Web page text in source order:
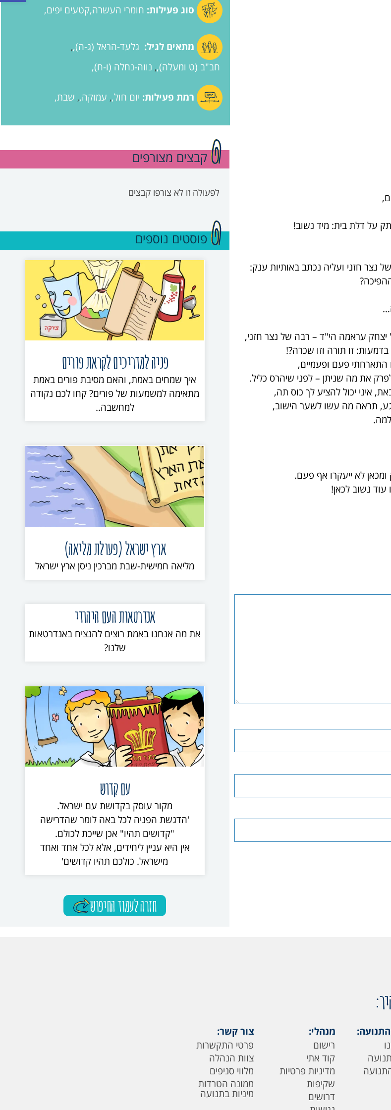
סוג פעילות: חומרי העשרה קטעים יפים
מתאים לגיל: גלעד-הראל (ג-ה) ,
חב"ב (ט ומעלה) , נווה-נחלה (ו-ח)
רמת פעילות: יום חול , עמוקה , שבת
על דלת בית: מיד נשוב!
חזני ועליה נכתב באותיות ענק:
עראמה הי"ד – רבה של נצר חזני,
זו תורה וזו שכרה?!
התארחתי פעם ופעמיים,
את מה שניתן – לפני שיהרס כליל.
איני יכול להציע לך כוס תה,
תראה מה עשו לשער הישוב,
לא ייעקרו אף פעם.
עוד נשוב לכאן!
קבצים מצורפים
לפעולה זו לא צורפו קבצים
פוסטים נוספים
פניה למדריכים לקראת פורים
איך שמחים באמת, והאם מסיבת פורים באמת
מתאימה למשמעות של פורים? קחו לכם נקודה
למחשבה..
ארץ ישראל (פעולת מליאה)
מליאה חמישית-שבת מברכין ניסן ארץ ישראל
אנדרטאות העם היהודי
את מה אנחנו באמת רוצים להנציח באנדרטאות
שלנו?
עם קדוש
מקור עוסק בקדושת עם ישראל.
'הדגשת הפניה לכל באה לומר שהדרישה
"קדושים תהיו" אכן שייכת לכולם.
אין היא עניין ליחידים, אלא לכל אחד ואחד
מישראל. כולכם תהיו קדושים'
חזרה לעמוד החיפוש
מנהלי:
רישום
קוד אתי
מדיניות פרטיות
שקיפות
דרושים
צור קשר:
פרטי התקשרות
צוות הנהלה
מלווי סניפים
ממונה הטרדות
מיניות בתנועה